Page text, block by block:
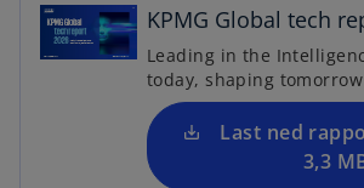
n
s
i
a
KPMG Global tech
Leading in the
today, shaping tomorrow
Last ned
3,3
n
i
n
a
n